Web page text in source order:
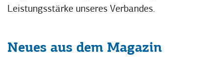
Leistungsstärke unseres Verbandes.
Neues aus dem Magazin